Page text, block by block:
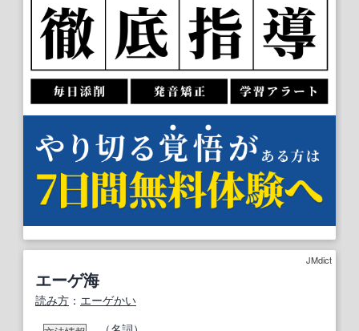
JMdict
エーゲ海
読み方 ： エーゲかい